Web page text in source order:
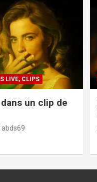
LIVE, CLIPS
un clip de
abds69